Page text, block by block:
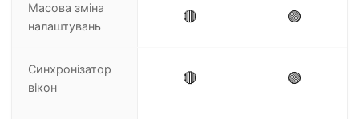
Масова зміна
налаштувань
🔴 🟢
Синхронізатор
вікон
🔴 🟢